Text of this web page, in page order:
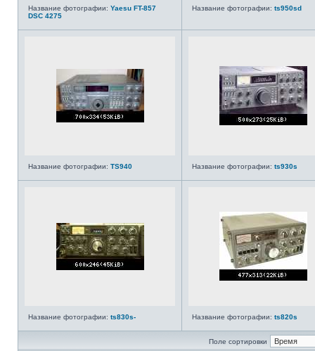
Название фотографии: Yaesu FT-857
DSC 4275
Название фотографии: ts950sd
Название фотографии: TS940 Название фотографии: ts930s
Название фотографии: ts830s- Название фотографии: ts820s
Поле сортировки